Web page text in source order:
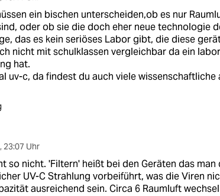
ein bischen unterscheiden,ob es nur
oder ob sie die doch eher neue technologie
das es kein seriöses Labor gibt, die diese
nicht mit schulklassen vergleichbar da ein
hat.
uv-c, da findest du auch viele
23:07 Uhr
so nicht. 'Filtern' heißt bei den Geräten das man
UV-C Strahlung vorbeiführt, was die Viren
ausreichend sein. Circa 6 Raumluft